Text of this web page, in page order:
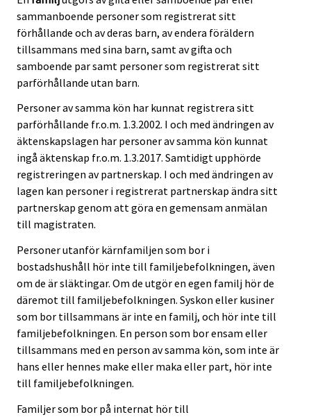
sammanboende personer som registrerat sitt
förhållande och av deras barn, av endera föräldern
tillsammans med sina barn, samt av gifta och
samboende par samt personer som registrerat sitt
parförhållande utan barn.
Personer av samma kön har kunnat registrera sitt
parförhållande fr.o.m. 1.3.2002. I och med ändringen av
äktenskapslagen har personer av samma kön kunnat
ingå äktenskap fr.o.m. 1.3.2017. Samtidigt upphörde
registreringen av partnerskap. I och med ändringen av
lagen kan personer i registrerat partnerskap ändra sitt
partnerskap genom att göra en gemensam anmälan
till magistraten.
Personer utanför kärnfamiljen som bor i
bostadshushåll hör inte till familjebefolkningen, även
om de är släktingar. Om de utgör en egen familj hör de
däremot till familjebefolkningen. Syskon eller kusiner
som bor tillsammans är inte en familj, och hör inte till
familjebefolkningen. En person som bor ensam eller
tillsammans med en person av samma kön, som inte är
hans eller hennes make eller maka eller part, hör inte
till familjebefolkningen.
Familjer som bor på internat hör till